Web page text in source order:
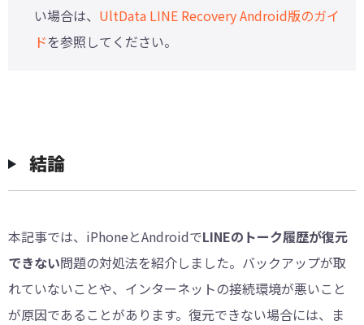
い場合は、 UltData LINE Recovery Android版のガイ
ドを参照してください。
結論
本記事では、iPhoneとAndroidでLINEのトーク履歴が復元
できない問題の対処法を紹介しました。バックアップが取
れていないことや、インターネットの接続環境が悪いこと
が原因であることがあります。復元できない場合には、ま